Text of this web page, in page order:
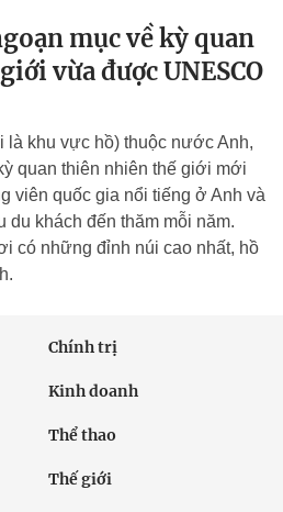
mục về kỳ quan
vừa được UNESCO
là khu vực hồ) thuộc nước Anh,
quan thiên nhiên thế giới mới
viên quốc gia nổi tiếng ở Anh và
du khách đến thăm mỗi năm.
có những đỉnh núi cao nhất, hồ
Chính trị
Kinh doanh
Thể thao
Thế giới